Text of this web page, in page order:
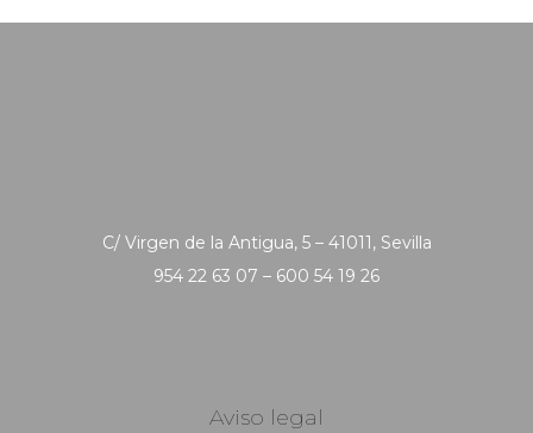
C/ Virgen de la Antigua, 5 – 41011, Sevilla
954 22 63 07 – 600 54 19 26
Aviso legal